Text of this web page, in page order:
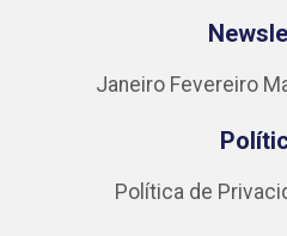
Janeiro Fevereiro
Política de